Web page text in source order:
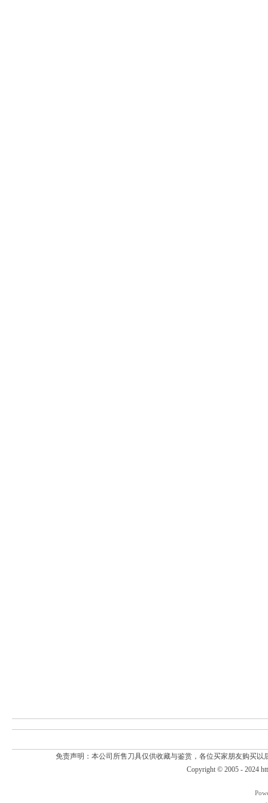
免责声明：本公司所售刀具仅供收藏与鉴赏，各位买家朋友购买
Copyright © 2005 - 2024